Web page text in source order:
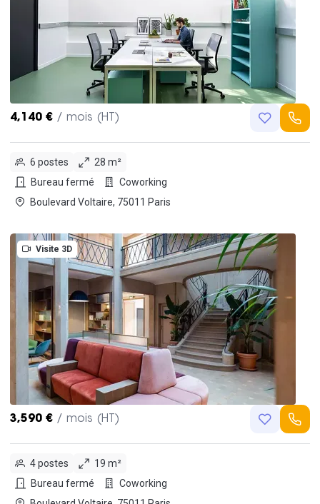
4,140 € / mois (HT)
6 postes
28 m²
Bureau fermé
Coworking
Boulevard Voltaire, 75011 Paris
Visite 3D
3,590 € / mois (HT)
4 postes
19 m²
Bureau fermé
Coworking